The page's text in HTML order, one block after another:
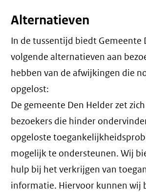
Alternatieven
In de tussentijd biedt Gemeente
volgende alternatieven aan
hebben van de afwijkingen die
opgelost:
De gemeente Den Helder zet
bezoekers die hinder
opgeloste
mogelijk te ondersteunen. Wij
hulp bij het verkrijgen van
informatie. Hiervoor kunnen wij